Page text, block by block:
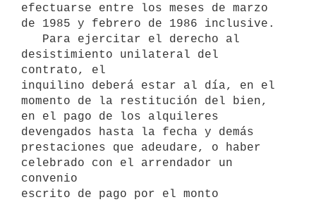
efectuarse entre los meses de marzo
de 1985 y febrero de 1986 inclusive.
desistimiento unilateral del
contrato, el
inquilino deberá estar al día, en el
momento de la restitución del bien,
en el pago de los alquileres
devengados hasta la fecha y demás
prestaciones que adeudare, o haber
celebrado con el arrendador un
convenio
escrito de pago por el monto